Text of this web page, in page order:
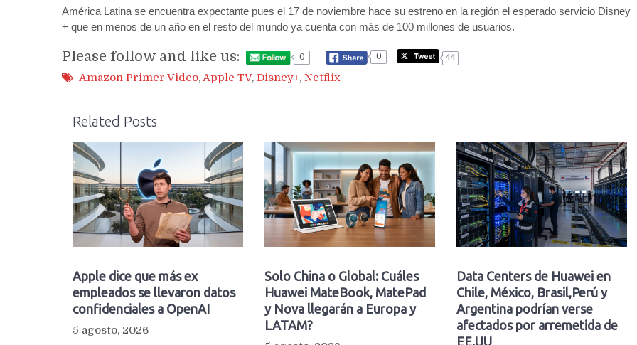
América Latina se encuentra expectante pues el 17 de noviembre hace su estreno en la región el esperado servicio Disney
+ que en menos de un año en el resto del mundo ya cuenta con más de 100 millones de usuarios.
Please follow and like us: 0 0 44
Amazon Primer Video,Apple TV, Disney+, Netflix
Related Posts
Apple dice que más ex
empleados se llevaron datos
confidenciales a OpenAI
5 agosto, 2026
Solo China o Global: Cuáles
Huawei MateBook, MatePad
y Nova llegarán a Europa y
LATAM?
Data Centers de Huawei en
Chile, México, Brasil,Perú y
Argentina podrían verse
afectados por arremetida de
EE.UU